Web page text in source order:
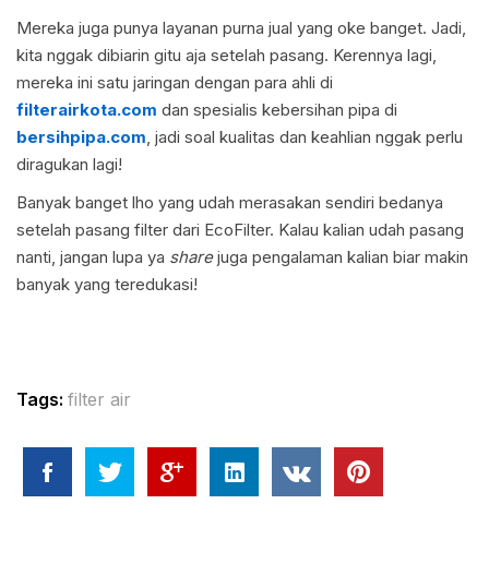
Mereka juga punya layanan purna jual yang oke banget. Jadi,
kita nggak dibiarin gitu aja setelah pasang. Kerennya lagi,
mereka ini satu jaringan dengan para ahli di
filterairkota.com dan spesialis kebersihan pipa di
bersihpipa.com, jadi soal kualitas dan keahlian nggak perlu
diragukan lagi!
Banyak banget lho yang udah merasakan sendiri bedanya
setelah pasang filter dari EcoFilter. Kalau kalian udah pasang
nanti, jangan lupa ya sharejuga pengalaman kalian biar makin
banyak yang teredukasi!
Tags: filter air